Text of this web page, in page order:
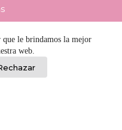
que le brindamos la mejor
web.